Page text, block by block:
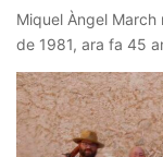
Miquel Àngel
de 1981, ara fa 45